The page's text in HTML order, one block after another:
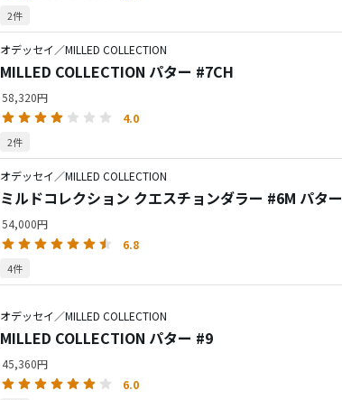
2件
オデッセイ／MILLED COLLECTION
MILLED COLLECTION パター #7CH
58,320円
4.0
2件
オデッセイ／MILLED COLLECTION
ミルドコレクション クエスチョンダラー #6M パター
54,000円
6.8
4件
オデッセイ／MILLED COLLECTION
MILLED COLLECTION パター #9
45,360円
6.0